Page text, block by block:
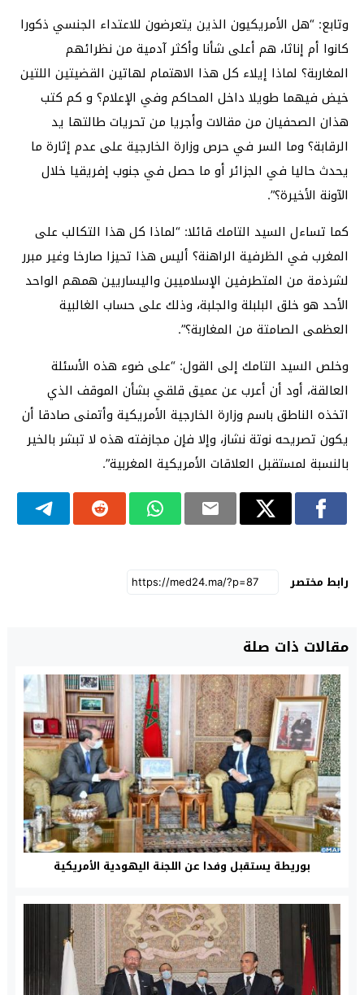
وتابع: “هل الأمريكيون الذين يتعرضون للاعتداء الجنسي ذكورا
كانوا أم إناثا، هم أعلى شأنا وأكثر آدمية من نظرائهم
المغاربة؟ لماذا إيلاء كل هذا الاهتمام لهاتين القضيتين اللتين
خيض فيهما طويلا داخل المحاكم وفي الإعلام؟ و كم كتب
هذان الصحفيان من مقالات وأجريا من تحريات طالتها يد
الرقابة؟ وما السر في حرص وزارة الخارجية على عدم إثارة ما
يحدث حاليا في الجزائر أو ما حصل في جنوب إفريقيا خلال
الآونة الأخيرة؟”.
كما تساءل السيد التامك قائلا: “لماذا كل هذا التكالب على
المغرب في الظرفية الراهنة؟ أليس هذا تحيزا صارخا وغير مبرر
لشرذمة من المتطرفين الإسلاميين واليساريين همهم الواحد
الأحد هو خلق البلبلة والجلبة، وذلك على حساب الغالبية
العظمى الصامتة من المغاربة؟”.
وخلص السيد التامك إلى القول: “على ضوء هذه الأسئلة
العالقة، أود أن أعرب عن عميق قلقي بشأن الموقف الذي
اتخذه الناطق باسم وزارة الخارجية الأمريكية وأتمنى صادقا أن
يكون تصريحه نوتة نشاز، وإلا فإن مجازفته هذه لا تبشر بالخير
بالنسبة لمستقبل العلاقات الأمريكية المغربية”.
رابط مختصر
مقالات ذات صلة
بوريطة يستقبل وفدا عن اللجنة اليهودية الأمريكية